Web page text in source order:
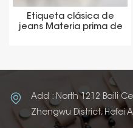
Etiqueta clásica de
jeans Materia prima de
Add : North 1212 Baili
Zhengwu District, Hefei